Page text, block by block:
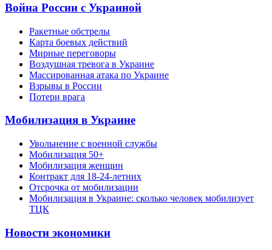
Война России с Украиной
Ракетные обстрелы
Карта боевых действий
Мирные переговоры
Воздушная тревога в Украине
Массированная атака по Украине
Взрывы в России
Потери врага
Мобилизация в Украине
Увольнение с военной службы
Мобилизация 50+
Мобилизация женщин
Контракт для 18-24-летних
Отсрочка от мобилизации
Мобилизация в Украине: сколько человек мобилизует
ТЦК
Новости экономики